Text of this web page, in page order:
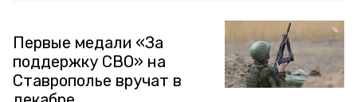
Первые медали «За
поддержку СВО» на
Ставрополье вручат в